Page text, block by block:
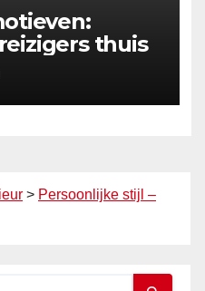
thuis
> Persoonlijke stijl –